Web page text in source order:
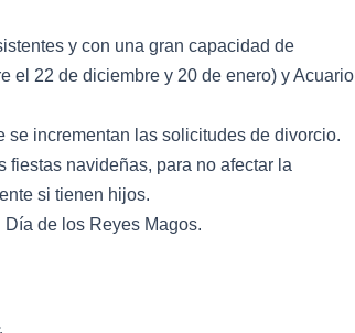
y con una gran capacidad de
el 22 de diciembre y 20 de enero) y Acuario
se incrementan las solicitudes de divorcio.
navideñas, para no afectar la
si tienen hijos.
de los Reyes Magos.